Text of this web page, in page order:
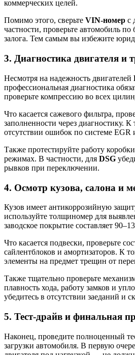
коммерческих целей.
Помимо этого, сверьте VIN-номер с
частности, проверьте автомобиль
залога. Тем самым вы избежите
3. Диагностика двигателя и
Несмотря на надежность двигателей
профессиональная диагностика
проверьте компрессию во всех
Что касается сажевого фильтра,
заполненности через диагностику. К
отсутствии ошибок по системе EGR
Также протестируйте работу
режимах. В частности, для DSG
рывков при переключении.
4. Осмотр кузова, салона и
Кузов имеет антикоррозийную
используйте толщиномер для
заводское покрытие составляет
Что касается подвески, проверьте
сайлентблоков и амортизаторов. К
элементы на предмет трещин от
Также тщательно проверьте
плавность хода, работу замков и
убедитесь в отсутствии заеданий и
5. Тест-драйв и финальная
Наконец, проведите полноценный
загрузки автомобиля. В первую